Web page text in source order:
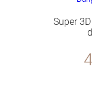
Super